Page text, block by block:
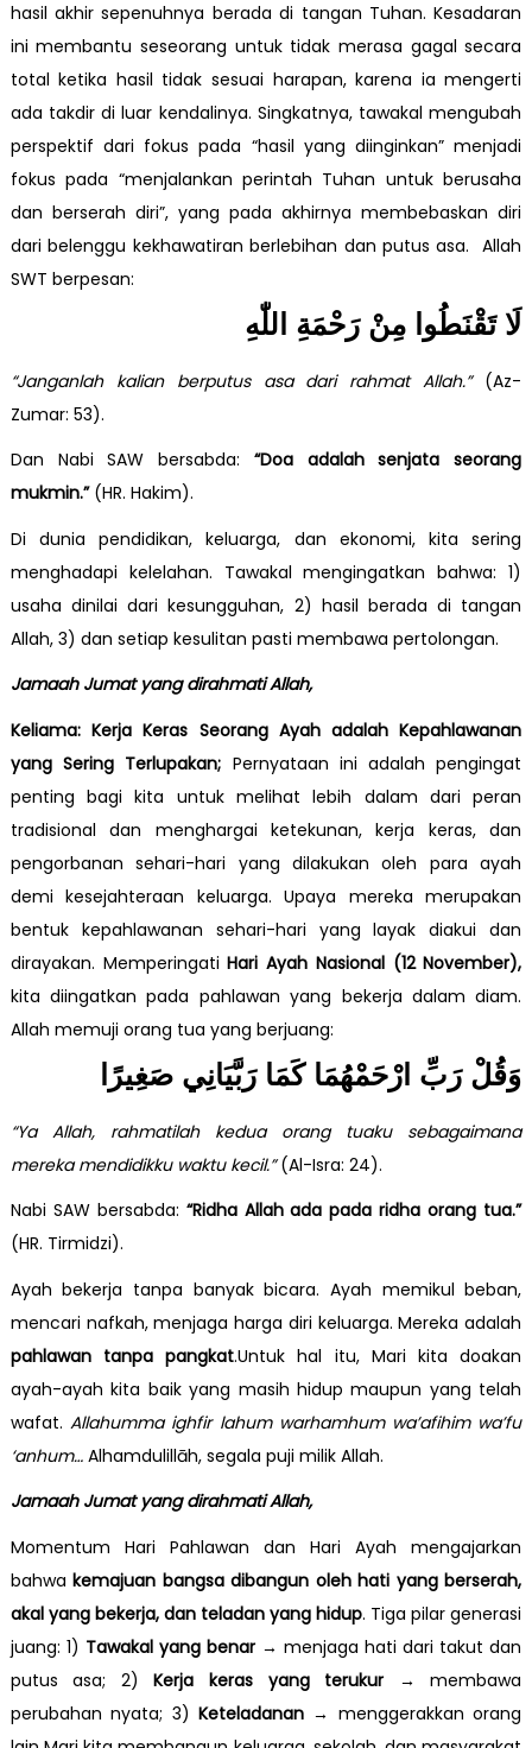
hasil akhir sepenuhnya berada di tangan Tuhan. Kesadaran
ini membantu seseorang untuk tidak merasa gagal secara
total ketika hasil tidak sesuai harapan, karena ia mengerti
ada takdir di luar kendalinya. Singkatnya, tawakal mengubah
perspektif dari fokus pada “hasil yang diinginkan” menjadi
fokus pada “menjalankan perintah Tuhan untuk berusaha
dan berserah diri”, yang pada akhirnya membebaskan diri
dari belenggu kekhawatiran berlebihan dan putus asa. Allah
SWT berpesan:
لَا تَقْنَطُوا مِنْ رَحْمَةِ اللّٰهِ
“Janganlah kalian berputus asa dari rahmat Allah.”(Az-
Zumar: 53).
Dan Nabi SAW bersabda: “Doa adalah senjata seorang
mukmin.”(HR. Hakim).
Di dunia pendidikan, keluarga, dan ekonomi, kita sering
menghadapi kelelahan. Tawakal mengingatkan bahwa: 1)
usaha dinilai dari kesungguhan, 2) hasil berada di tangan
Allah, 3) dan setiap kesulitan pasti membawa pertolongan.
Jamaah Jumat yang dirahmati Allah,
Keliama: Kerja Keras Seorang Ayah adalah Kepahlawanan
yang Sering Terlupakan; Pernyataan ini adalah pengingat
penting bagi kita untuk melihat lebih dalam dari peran
tradisional dan menghargai ketekunan, kerja keras, dan
pengorbanan sehari-hari yang dilakukan oleh para ayah
demi kesejahteraan keluarga. Upaya mereka merupakan
bentuk kepahlawanan sehari-hari yang layak diakui dan
dirayakan. MemperingatiHari Ayah Nasional (12 November),
kita diingatkan pada pahlawan yang bekerja dalam diam.
Allah memuji orang tua yang berjuang:
وَقُلْ رَبِّ ارْحَمْهُمَا كَمَا رَبَّيَانِي صَغِيرًا
“Ya Allah, rahmatilah kedua orang tuaku sebagaimana
mereka mendidikku waktu kecil.”(Al-Isra: 24).
Nabi SAW bersabda: “Ridha Allah ada pada ridha orang tua.”
(HR. Tirmidzi).
Ayah bekerja tanpa banyak bicara. Ayah memikul beban,
mencari nafkah, menjaga harga diri keluarga. Mereka adalah
pahlawan tanpa pangkat.Untuk hal itu, Mari kita doakan
ayah-ayah kita baik yang masih hidup maupun yang telah
wafat. Allahumma ighfir lahum warhamhum wa’afihim wa’fu
‘anhum… Alhamdulillāh, segala puji milik Allah.
Jamaah Jumat yang dirahmati Allah,
Momentum Hari Pahlawan dan Hari Ayah mengajarkan
bahwakemajuan bangsa dibangun oleh hati yang berserah,
akal yang bekerja, dan teladan yang hidup. Tiga pilar generasi
juang: 1) Tawakal yang benar→ menjaga hati dari takut dan
putus asa; 2)Kerja keras yang terukur→ membawa
perubahan nyata; 3) Keteladanan → menggerakkan orang